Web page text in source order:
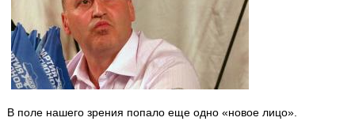
В поле нашего зрения попало еще одно «новое лицо».